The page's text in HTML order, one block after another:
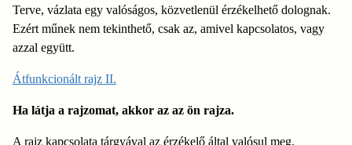
Terve, vázlata egy valóságos, közvetlenül érzékelhető dolognak.
Ezért műnek nem tekinthető, csak az, amivel kapcsolatos, vagy
azzal együtt.
Átfunkcionált rajz II.
Ha látja a rajzomat, akkor az az ön rajza.
A rajz kapcsolata tárgyával az érzékelő által valósul meg.